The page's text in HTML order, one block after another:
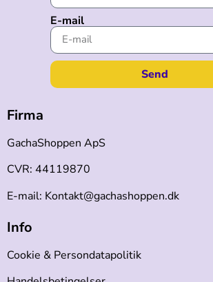
E-mail
Send
Firma
GachaShoppen ApS
CVR: 44119870
E-mail: Kontakt@gachashoppen.dk
Info
Cookie & Persondatapolitik